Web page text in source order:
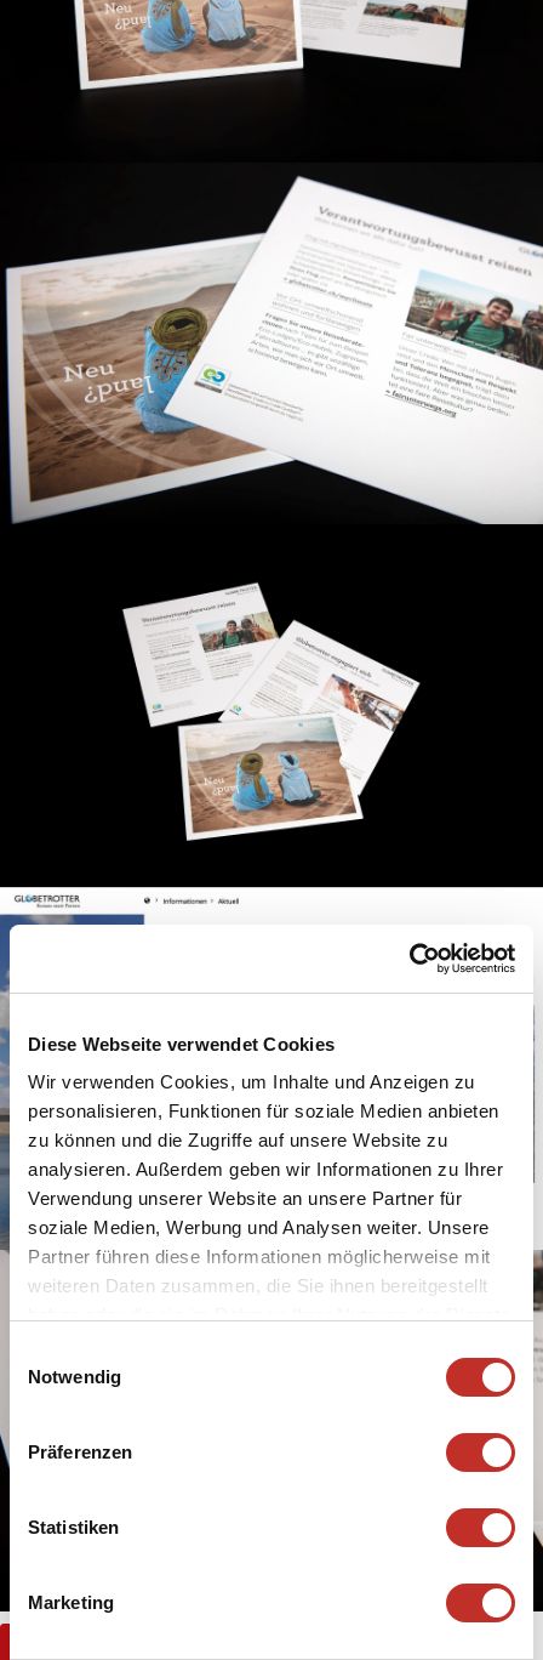
Diese Webseite verwendet Cookies
Wir verwenden Cookies, um Inhalte und Anzeigen zu
personalisieren, Funktionen für soziale Medien anbieten
zu können und die Zugriffe auf unsere Website zu
analysieren. Außerdem geben wir Informationen zu Ihrer
Verwendung unserer Website an unsere Partner für
soziale Medien, Werbung und Analysen weiter. Unsere
Partner führen diese Informationen möglicherweise mit
weiteren Daten zusammen, die Sie ihnen bereitgestellt
Notwendig
Präferenzen
Statistiken
Marketing